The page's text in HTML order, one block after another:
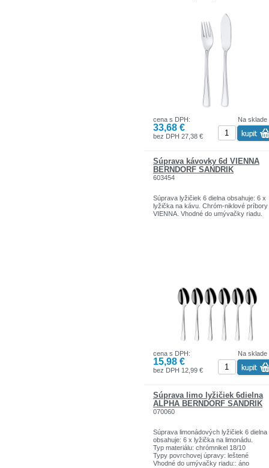
Na sklade
cena s DPH:
33,68 €
bez DPH 27,38 €
Súprava kávovky 6d VIENNA
BERNDORF SANDRIK
603454
Súprava lyžičiek 6 dielna obsahuje: 6 x
lyžička na kávu. Chróm-niklové príbory
VIENNA. Vhodné do umývačky riadu.
Na sklade
cena s DPH:
15,98 €
bez DPH 12,99 €
Súprava limo lyžičiek 6dielna
ALPHA BERNDORF SANDRIK
070060
Súprava limonádových lyžičiek 6 dielna
obsahuje: 6 x lyžička na limonádu.
Typ materiálu: chrómnikel 18/10
Typy povrchovej úpravy: leštené
Vhodné do umývačky riadu:: áno